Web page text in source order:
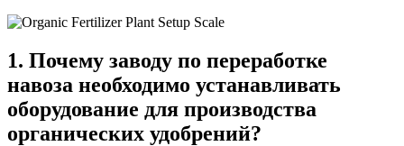
1. Почему заводу по переработке
навоза необходимо устанавливать
оборудование для производства
органических удобрений?